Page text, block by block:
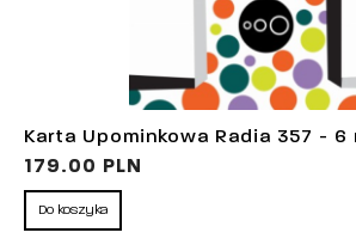
Karta Upominkowa Radia 357 - 6
179.00 PLN
Do koszyka